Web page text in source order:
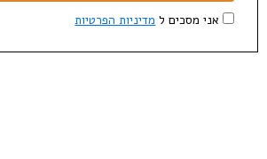
אני מסכים ל מדיניות הפרטיות